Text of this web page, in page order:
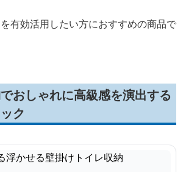
有効活用したい方におすすめの商品で
おしゃれに高級感を演出する
ク